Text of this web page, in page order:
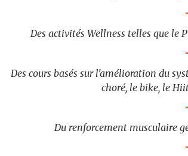
Des activités Wellness telles que le
Des cours basés sur l'amélioration du
choré, le bike, le
Du renforcement musculaire